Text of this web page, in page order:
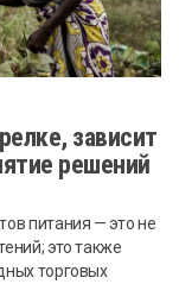
зависит
решений
питания — это не
это также
торговых